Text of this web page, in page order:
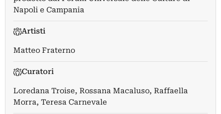
Napoli e Campania
Artisti
Matteo Fraterno
Curatori
Loredana Troise, Rossana Macaluso, Raffaella
Morra, Teresa Carnevale